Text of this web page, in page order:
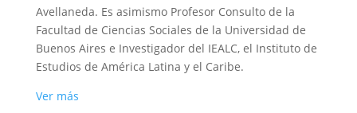
Avellaneda. Es asimismo Profesor Consulto de la
Facultad de Ciencias Sociales de la Universidad de
Buenos Aires e Investigador del IEALC, el Instituto de
Estudios de América Latina y el Caribe.
Ver más